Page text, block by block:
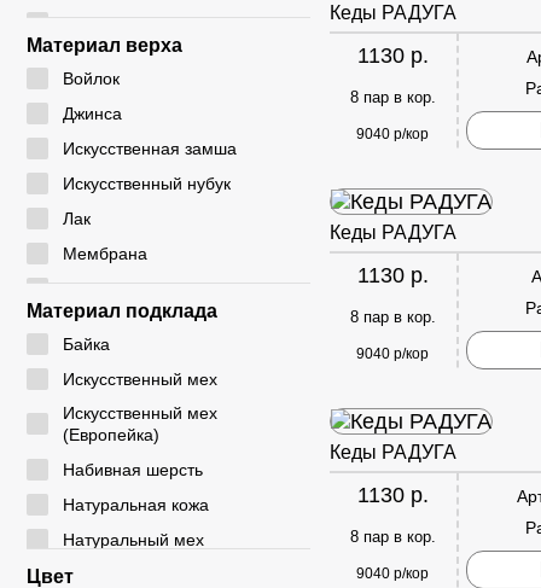
CM
CYCY
DADA
DICNI
DINO ALBAT
DUOLE
EIE
ELENA
EX-TIM
FAFALA
FASHION
G. ROSE
24 - 28
24 - 29
26 - 30
26 - 31
27 - 32
28 - 33
29 - 33
29 - 36
30 - 35
30 - 37
31 - 35
31 - 36
31 - 37
31 - 38
Материал верха
Войлок
Джинса
Искусственная замша
Искусственный нубук
Лак
Мембрана
Натуральная замша
Натуральная кожа
Резина
Резинка
Текстиль
ЭВА
Экокожа
Материал подклада
Байка
Искусственный мех
Искусственный мех
(Европейка)
Набивная шерсть
Натуральная кожа
Натуральный мех
Натуральный мех
Цвет
Кеды РАДУГА
1130 р.
8 пар в кор.
9040 р/кор
Кеды РАДУГА
1130 р.
8 пар в кор.
9040 р/кор
Кеды РАДУГА
1130 р.
8 пар в кор.
9040 р/кор